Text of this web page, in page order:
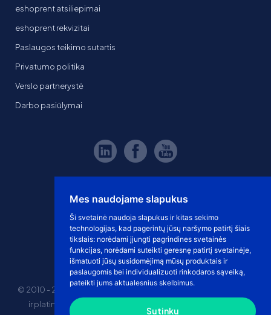
Mes naudojame slapukus
Ši svetainė naudoja slapukus ir kitas sekimo
technologijas, kad pagerintų jūsų naršymo patirtį šiais
tikslais: norėdami įjungti pagrindines svetainės
funkcijas, norėdami suteikti geresnę patirtį svetainėje,
išmatuoti jūsų susidomėjimą mūsų produktais ir
paslaugomis bei individualizuoti rinkodaros sąveiką,
pateikti jums aktualesnius skelbimus.
Sutinku
eshoprent atsiliepimai
eshoprent rekvizitai
Paslaugos teikimo sutartis
Privatumo politika
Verslo partnerystė
Darbo pasiūlymai
© 2010 - 2026 eshoprent prekinis ženklas saugomas. Kopijuoti
ir platinti svetainės turinį be sutikimo griežtai draudžiama.